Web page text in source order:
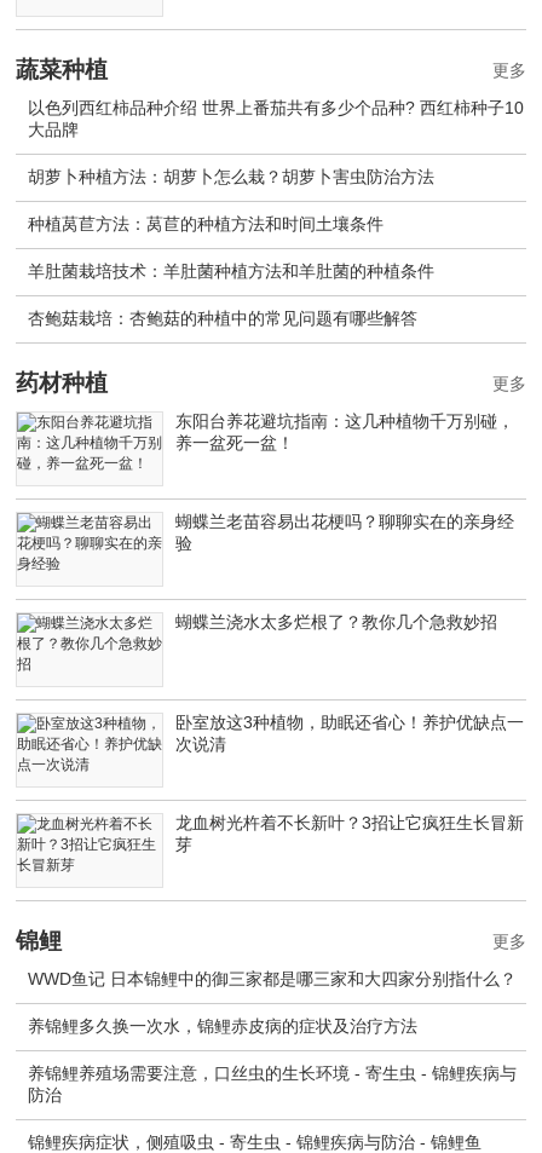
蔬菜种植
以色列西红柿品种介绍 世界上番茄共有多少个品种? 西红柿种子10
大品牌
胡萝卜种植方法：胡萝卜怎么栽？胡萝卜害虫防治方法
种植莴苣方法：莴苣的种植方法和时间土壤条件
羊肚菌栽培技术：羊肚菌种植方法和羊肚菌的种植条件
杏鲍菇栽培：杏鲍菇的种植中的常见问题有哪些解答
更多
药材种植
东阳台养花避坑指南：这几种植物千万别碰，
养一盆死一盆！
蝴蝶兰老苗容易出花梗吗？聊聊实在的亲身经
验
蝴蝶兰浇水太多烂根了？教你几个急救妙招
卧室放这3种植物，助眠还省心！养护优缺点一
次说清
龙血树光杵着不长新叶？3招让它疯狂生长冒新
芽
更多
锦鲤
WWD鱼记 日本锦鲤中的御三家都是哪三家和大四家分别指什么？
养锦鲤多久换一次水，锦鲤赤皮病的症状及治疗方法
养锦鲤养殖场需要注意，口丝虫的生长环境 - 寄生虫 - 锦鲤疾病与
防治
锦鲤疾病症状，侧殖吸虫 - 寄生虫 - 锦鲤疾病与防治 - 锦鲤鱼
更多